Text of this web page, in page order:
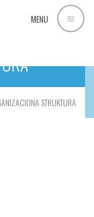
MENU
STRUKTURA